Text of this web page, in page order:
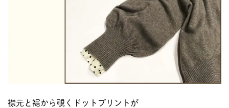
襟元と裾から覗くドットプリントが